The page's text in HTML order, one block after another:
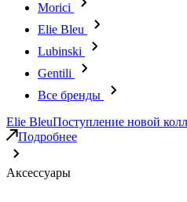
Morici
Elie Bleu
Lubinski
Gentili
Все бренды
Elie BleuПоступление новой
Подробнее
Аксессуары